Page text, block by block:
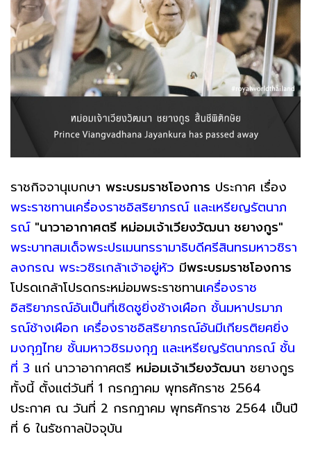
ราชกิจจานุเบกษา พระบรมราชโองการ ประกาศ เรื่อง
พระราชทานเครื่องราชอิสริยาภรณ์ และเหรียญรัตนาภ
รณ์ "นาวาอากาศตรี หม่อมเจ้าเวียงวัฒนา ชยางกูร"
พระบาทสมเด็จพระปรเมนทรรามาธิบดีศรีสินทรมหาวชิรา
ลงกรณ พระวชิรเกล้าเจ้าอยู่หัว มีพระบรมราชโองการ
โปรดเกล้าโปรดกระหม่อมพระราชทานเครื่องราช
อิสริยาภรณ์อันเป็นที่เชิดชูยิ่งช้างเผือก ชั้นมหาปรมาภ
รณ์ช้างเผือก เครื่องราชอิสริยาภรณ์อันมีเกียรติยศยิ่ง
มงกุฎไทย ชั้นมหาวชิรมงกุฎ และเหรียญรัตนาภรณ์ ชั้น
ที่ 3 แก่ นาวาอากาศตรี หม่อมเจ้าเวียงวัฒนา ชยางกูร
ทั้งนี้ ตั้งแต่วันที่ 1 กรกฎาคม พุทธศักราช 2564
ประกาศ ณ วันที่ 2 กรกฎาคม พุทธศักราช 2564 เป็นปี
ที่ 6 ในรัชกาลปัจจุบัน